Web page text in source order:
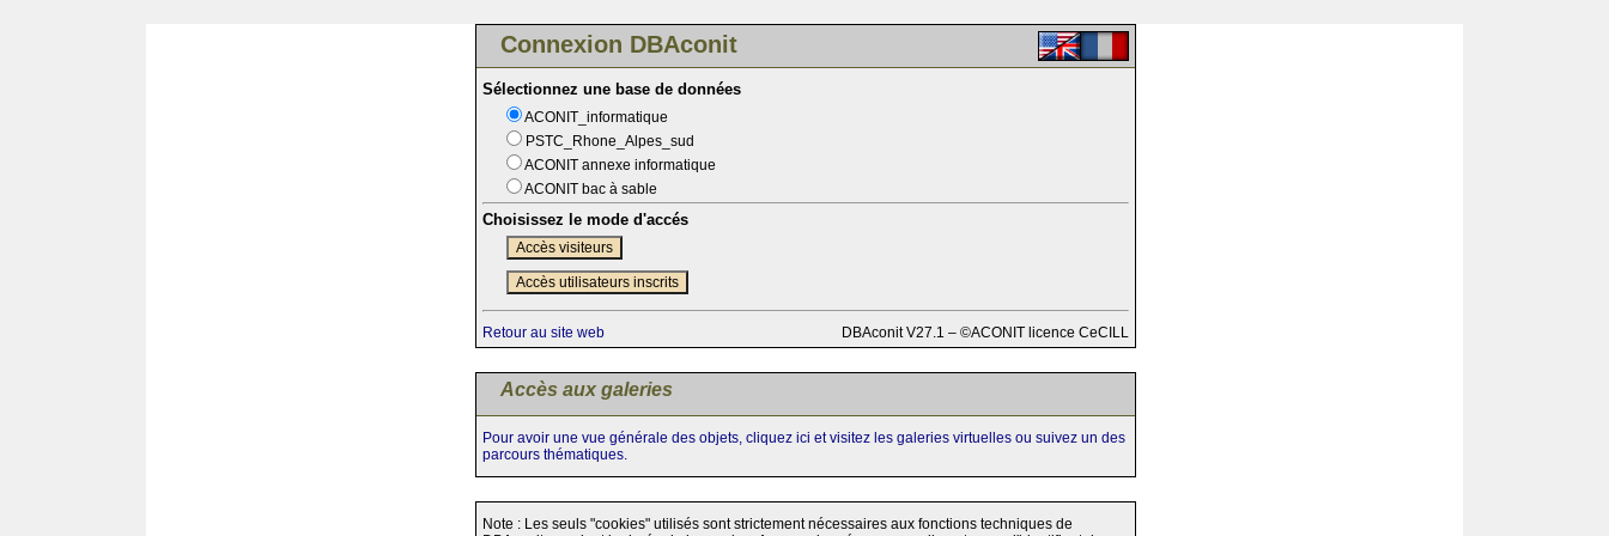
Connexion DBAconit
Sélectionnez une base de données
ACONIT_informatique
PSTC_Rhone_Alpes_sud
ACONIT annexe informatique
ACONIT bac à sable
Choisissez le mode d'accés
Accès visiteurs
Accès utilisateurs inscrits
Retour au site web DBAconit V27.1 – ©ACONIT licence CeCILL
Accès aux galeries
Pour avoir une vue générale des objets, cliquez ici et visitez les galeries virtuelles ou suivez un des
parcours thématiques.
Note : Les seuls "cookies" utilisés sont strictement nécessaires aux fonctions techniques de